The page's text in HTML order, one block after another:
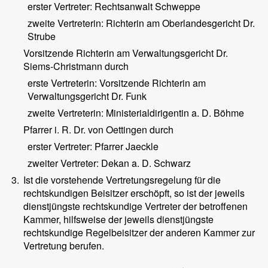
erster Vertreter: Rechtsanwalt Schweppe
zweite Vertreterin: Richterin am Oberlandesgericht Dr.
Strube
Vorsitzende Richterin am Verwaltungsgericht Dr.
Siems-Christmann durch
erste Vertreterin: Vorsitzende Richterin am
Verwaltungsgericht Dr. Funk
zweite Vertreterin: Ministerialdirigentin a. D. Böhme
Pfarrer i. R. Dr. von Oettingen durch
erster Vertreter: Pfarrer Jaeckle
zweiter Vertreter: Dekan a. D. Schwarz
3. Ist die vorstehende Vertretungsregelung für die
rechtskundigen Beisitzer erschöpft, so ist der jeweils
dienstjüngste rechtskundige Vertreter der betroffenen
Kammer, hilfsweise der jeweils dienstjüngste
rechtskundige Regelbeisitzer der anderen Kammer zur
Vertretung berufen.